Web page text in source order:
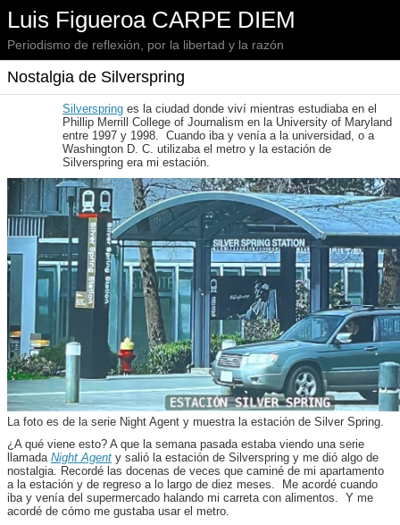
Luis Figueroa CARPE DIEM
Periodismo de reflexión, por la libertad y la razón
Nostalgia de Silverspring
Silverspring es la ciudad donde viví mientras estudiaba en el
Phillip Merrill College of Journalism en la University of Maryland
entre 1997 y 1998. Cuando iba y venía a la universidad, o a
Washington D. C. utilizaba el metro y la estación de
Silverspring era mi estación.
La foto es de la serie Night Agent y muestra la estación de Silver Spring.
¿A qué viene esto? A que la semana pasada estaba viendo una serie
llamada Night Agent y salió la estación de Silverspring y me dió algo de
nostalgia. Recordé las docenas de veces que caminé de mi apartamento
a la estación y de regreso a lo largo de diez meses. Me acordé cuando
iba y venía del supermercado halando mi carreta con alimentos. Y me
acordé de cómo me gustaba usar el metro.